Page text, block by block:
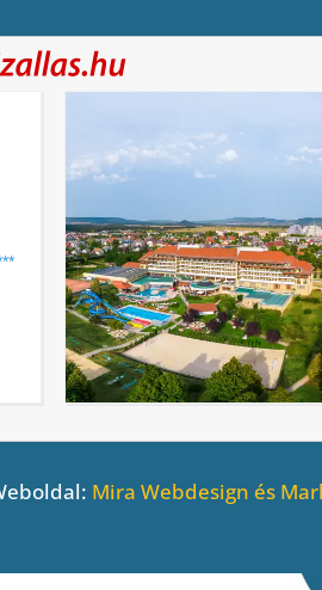
Mira Webdesign és